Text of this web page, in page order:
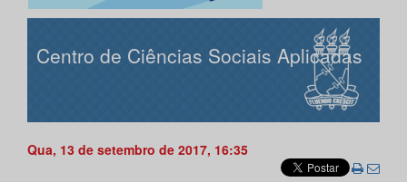
Centro de Ciências Sociais Aplicadas
Qua, 13 de setembro de 2017, 16:35